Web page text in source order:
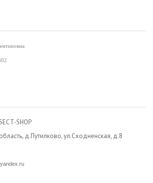
SHOP
д.Путилково, ул.Сходненская, д.8